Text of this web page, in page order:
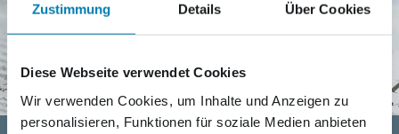
Zustimmung Details Über Cookies
Diese Webseite verwendet Cookies
Wir verwenden Cookies, um Inhalte und Anzeigen zu
personalisieren, Funktionen für soziale Medien anbieten